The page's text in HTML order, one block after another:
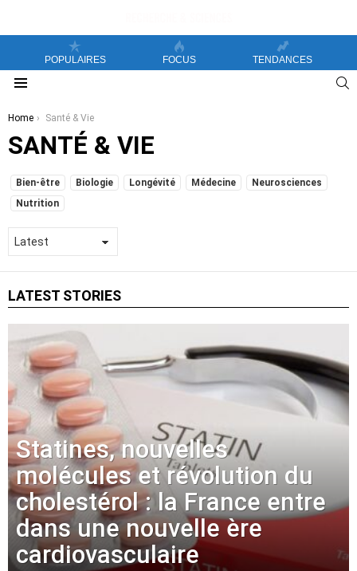
POPULAIRES FOCUS TENDANCES
You are here:
Home Santé & Vie
SANTÉ & VIE
SUBTERMS
Bien-être Biologie Longévité Médecine
Neurosciences
Nutrition
LATEST STORIES
Statines, nouvelles
molécules et révolution du
cholestérol : la France entre
dans une nouvelle ère
cardiovasculaire